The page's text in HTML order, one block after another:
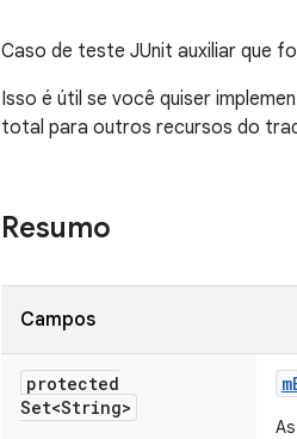
Caso de teste JUnit auxiliar que
Isso é útil se você quiser
total para outros recursos do
Resumo
Campos
protected
Set<String>
m